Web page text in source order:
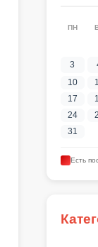
ПН
3
10
17
24
31
Есть